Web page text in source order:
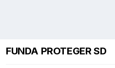
FUNDA PROTEGER SD